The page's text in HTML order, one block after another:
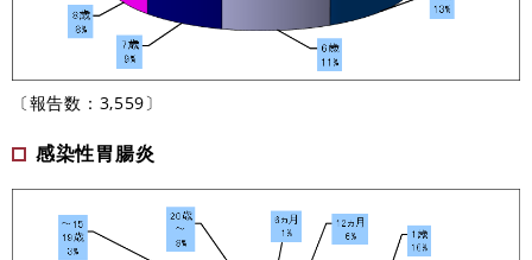
〔報告数：3,559〕
感染性胃腸炎